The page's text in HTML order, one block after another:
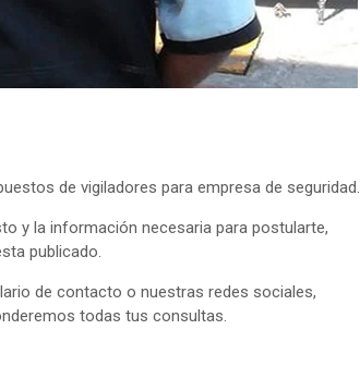
de vigiladores para empresa de seguridad.
y la información necesaria para postularte,
publicado.
de contacto o nuestras redes sociales,
todas tus consultas.